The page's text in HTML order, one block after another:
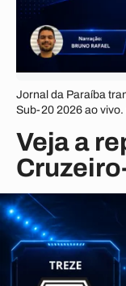
Jornal da Paraíba
Sub-20 2026 ao
Veja a